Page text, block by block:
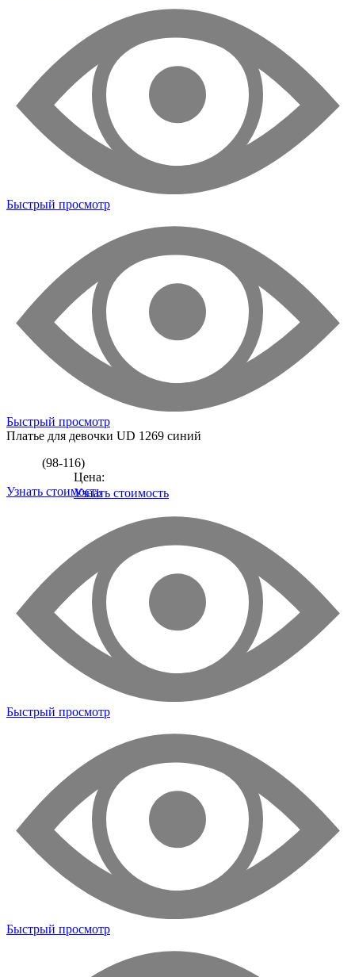
Быстрый просмотр
Быстрый просмотр
Платье для девочки UD 1269 синий
(98-116)
Цена:
Узнать стоимость
Узнать стоимость
Быстрый просмотр
Быстрый просмотр